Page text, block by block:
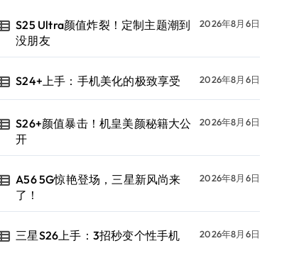
S25 Ultra颜值炸裂！定制主题潮到
没朋友
2026年8月6日
S24+上手：手机美化的极致享受 2026年8月6日
S26+颜值暴击！机皇美颜秘籍大公
开
2026年8月6日
A56 5G惊艳登场，三星新风尚来
了！
2026年8月6日
三星S26上手：3招秒变个性手机 2026年8月6日